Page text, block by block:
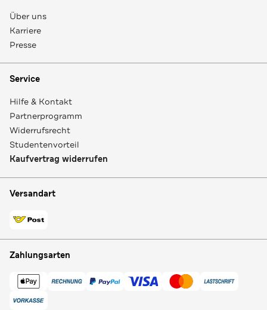
Über uns
Karriere
Presse
Service
Hilfe & Kontakt
Partnerprogramm
Widerrufsrecht
Studentenvorteil
Kaufvertrag widerrufen
Versandart
Zahlungsarten